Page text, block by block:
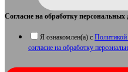
Согласие на обработку
Я ознакомлен(а) с Политикой
согласие на обработку